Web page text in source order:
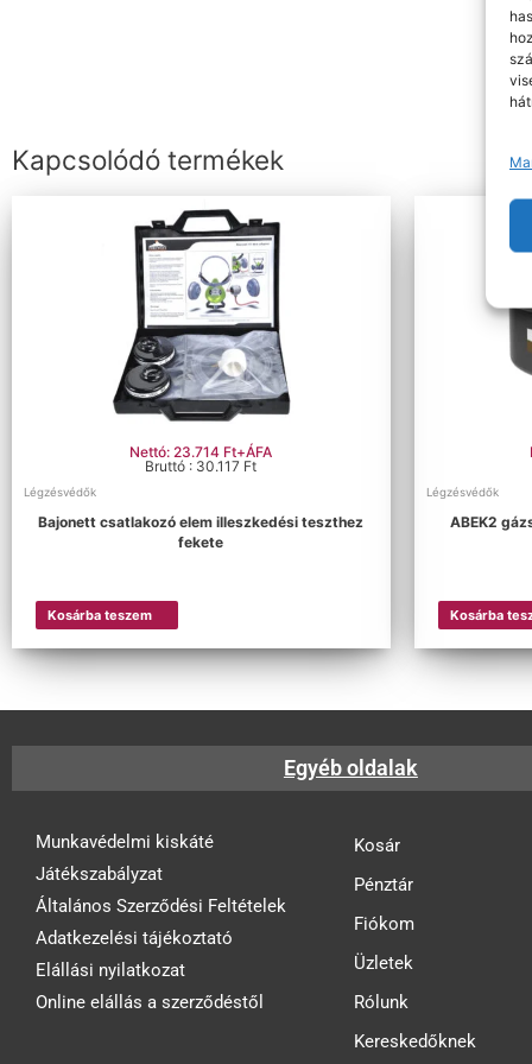
Kapcsolódó termékek
Nettó: 23.714 Ft+ÁFA
Bruttó : 30.117 Ft
Légzésvédők
Bajonett csatlakozó elem illeszkedési teszthez
fekete
Kosárba teszem
Légzésvédők
ABEK2
Kosárba
Egyéb oldalak
Munkavédelmi kiskáté
Játékszabályzat
Általános Szerződési Feltételek
Adatkezelési tájékoztató
Elállási nyilatkozat
Online elállás a szerződéstől
Kosár
Pénztár
Fiókom
Üzletek
Rólunk
Kereskedőknek